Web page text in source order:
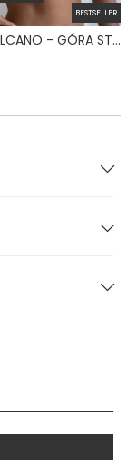
BESTSELLER
WRAP VOLCANO - GÓRA STROJU KĄPIELOWEGO NA DUŻY BIUST REGULOWANY OBWÓD FIOLETOWY